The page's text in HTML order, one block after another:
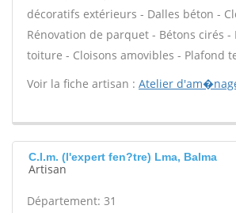
décoratifs extérieurs - Dalles béton -
Rénovation de parquet - Bétons cirés -
toiture - Cloisons amovibles - Plafond
Voir la fiche artisan : Atelier
C.l.m. (l'expert fen?tre) Lma, Balma
Artisan
Département: 31